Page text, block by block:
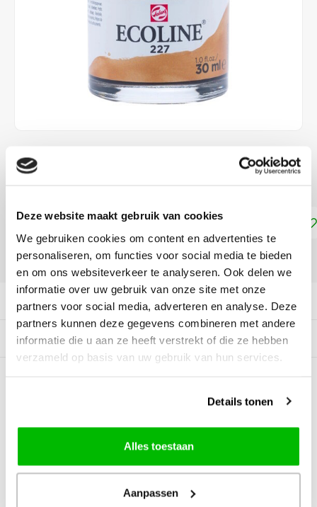
Deze website maakt gebruik van cookies
We gebruiken cookies om content en advertenties te
personaliseren, om functies voor social media te bieden
en om ons websiteverkeer te analyseren. Ook delen we
informatie over uw gebruik van onze site met onze
partners voor social media, adverteren en analyse. Deze
partners kunnen deze gegevens combineren met andere
informatie die u aan ze heeft verstrekt of die ze hebben
verzameld op basis van uw gebruik van hun services.
Details tonen
Alles toestaan
Aanpassen
€4,15
Toevoegen aan winkelwagen
DELEN:
Productomschrijving
Gerelateerde producten
0Reviews